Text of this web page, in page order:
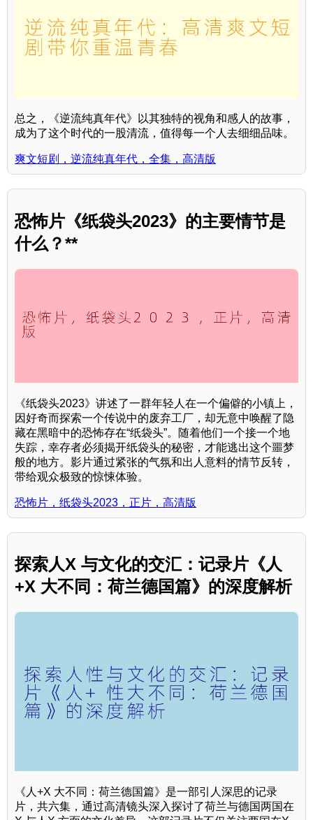
总之，《逆流纯真年代》以其独特的视角和感人的故事，
成为了这个时代的一股清流，值得每一个人去细细品味。
爽文短剧，逆流纯真年代，全集，高清版
恐怖片《纸袋头2023》的主要情节是
什么？**
《纸袋头2023》讲述了一群年轻人在一个偏僻的小镇上，
因好奇而探索一个传说中的废弃工厂，却无意中唤醒了隐
藏在黑暗中的恐怖存在“纸袋头”。随着他们一个接一个地
失踪，幸存者必须揭开纸袋头的秘密，才能逃出这个噩梦
般的地方。影片通过紧张的气氛和出人意料的情节反转，
带给观众极致的惊悚体验。
恐怖片，纸袋头2023，正片，高清版
探索人X 与文化的交汇：记录片《人
+X 大不同：荷兰德国篇》的深度解析
《人+X 大不同：荷兰德国篇》是一部引人深思的记录
片，共六集，通过高清镜头深入探讨了荷兰与德国两国在